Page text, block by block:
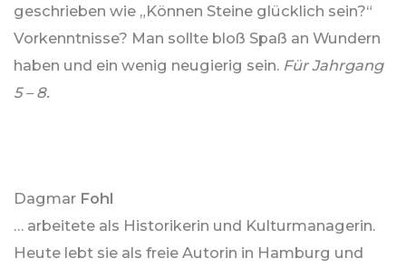
geschrieben wie „Können Steine glücklich sein?“
Vorkenntnisse? Man sollte bloß Spaß an Wundern
haben und ein wenig neugierig sein. Für Jahrgang
5 – 8.
Dagmar Fohl
… arbeitete als Historikerin und Kulturmanagerin.
Heute lebt sie als freie Autorin in Hamburg und